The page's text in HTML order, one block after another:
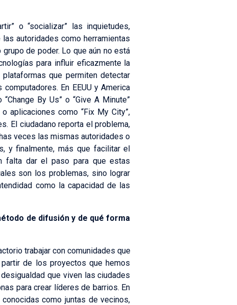
o “socializar” las inquietudes,
autoridades como herramientas
de poder. Lo que aún no está
para influir eficazmente la
que permiten detectar
En EEUU y America
By Us” o “Give A Minute”
aplicaciones como “Fix My City”,
El ciudadano reporta el problema,
veces las mismas autoridades o
y finalmente, más que facilitar el
falta dar el paso para que estas
son los problemas, sino lograr
como la capacidad de las
de difusión y de qué forma
trabajar con comunidades que
de los proyectos que hemos
que viven las ciudades
para crear líderes de barrios. En
como juntas de vecinos,